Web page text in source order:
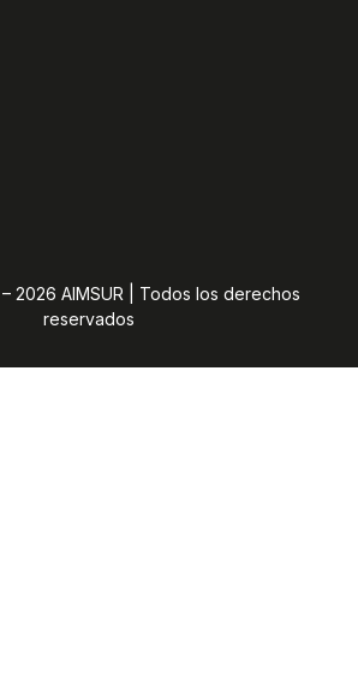
2026 AIMSUR | Todos los derechos
reservados